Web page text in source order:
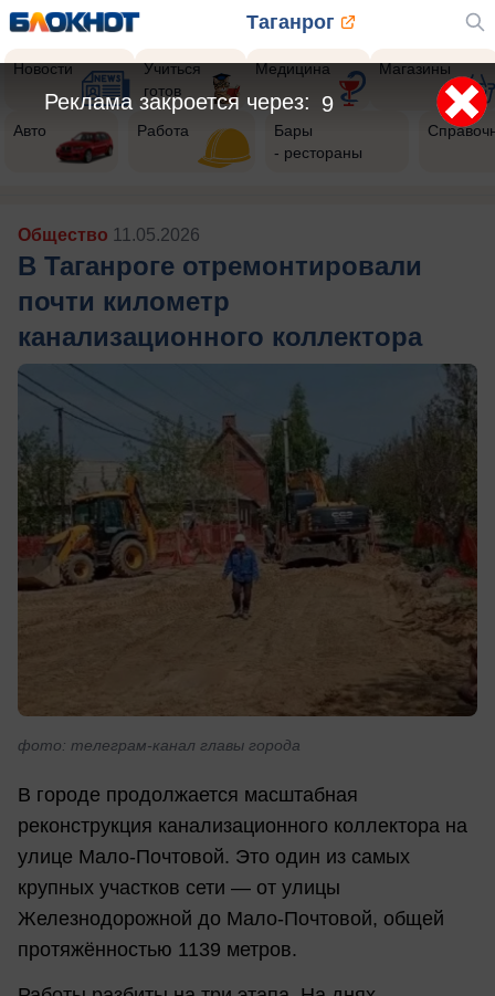
Таганрог
Новости
Учиться
готов
Медицина Магазины
Авто Работа
Бары
- рестораны
Общество 11.05.2026
В Таганроге отремонтировали
почти километр
канализационного коллектора
фото: телеграм-канал главы города
В городе продолжается масштабная
реконструкция канализационного коллектора на
улице Мало-Почтовой. Это один из самых
крупных участков сети — от улицы
Железнодорожной до Мало-Почтовой, общей
протяжённостью 1139 метров.
7
Реклама закроется через: